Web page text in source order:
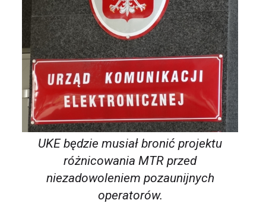
UKE będzie musiał bronić projektu
różnicowania MTR przed
niezadowoleniem pozaunijnych
operatorów.